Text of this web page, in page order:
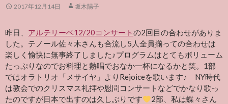
2017年12月14日 坂木陽子
昨日、 アルテリーベ12/20コンサートの2回目の合わせがありま
した。テノール佐々木さんも合流し5人全員揃っての合わせは
楽しく愉快に無事終了しました♪プログラムはとてもボリューム
たっぷりなのでお料理と熱唱でおなか一杯になるかと笑。1部
ではオラトリオ「メサイヤ」よりRejoiceを歌います♪ NY時代
は教会でのクリスマス礼拝や慰問コンサートなどでかなり歌っ
たのですが日本で出すのは久しぶりです
2部、私は蝶々さん